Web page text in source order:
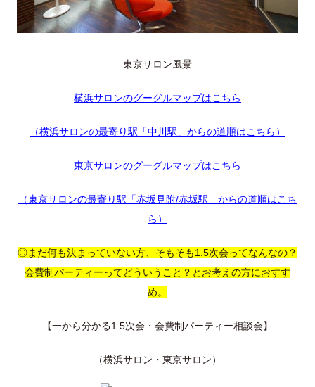
東京サロン風景
横浜サロンのグーグルマップはこちら
（横浜サロンの最寄り駅「中川駅」からの道順はこちら）
東京サロンのグーグルマップはこちら
（東京サロンの最寄り駅「赤坂見附/赤坂駅」からの道順はこち
ら）
◎まだ何も決まっていない方、そもそも1.5次会ってなんなの？
会費制パーティーってどういうこと？とお考えの方におすす
め。
【一から分かる1.5次会・会費制パーティー相談会】
（横浜サロン・東京サロン）